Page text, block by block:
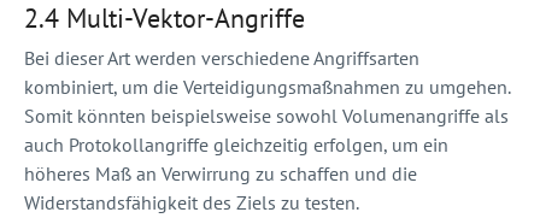
2.4 Multi-Vektor-Angriffe
Bei dieser Art werden verschiedene Angriffsarten
kombiniert, um die Verteidigungsmaßnahmen zu umgehen.
Somit könnten beispielsweise sowohl Volumenangriffe als
auch Protokollangriffe gleichzeitig erfolgen, um ein
höheres Maß an Verwirrung zu schaffen und die
Widerstandsfähigkeit des Ziels zu testen.